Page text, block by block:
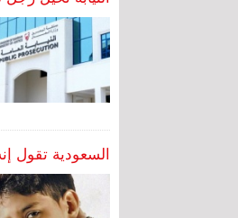
السعودية تقول